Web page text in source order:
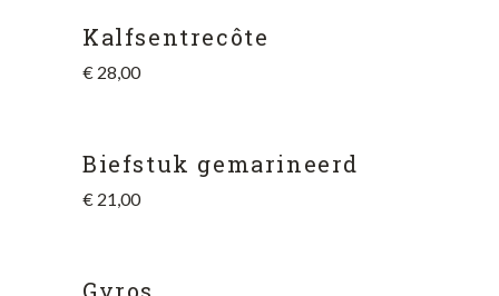
Kalfsentrecôte
€ 28,00
Biefstuk gemarineerd
€ 21,00